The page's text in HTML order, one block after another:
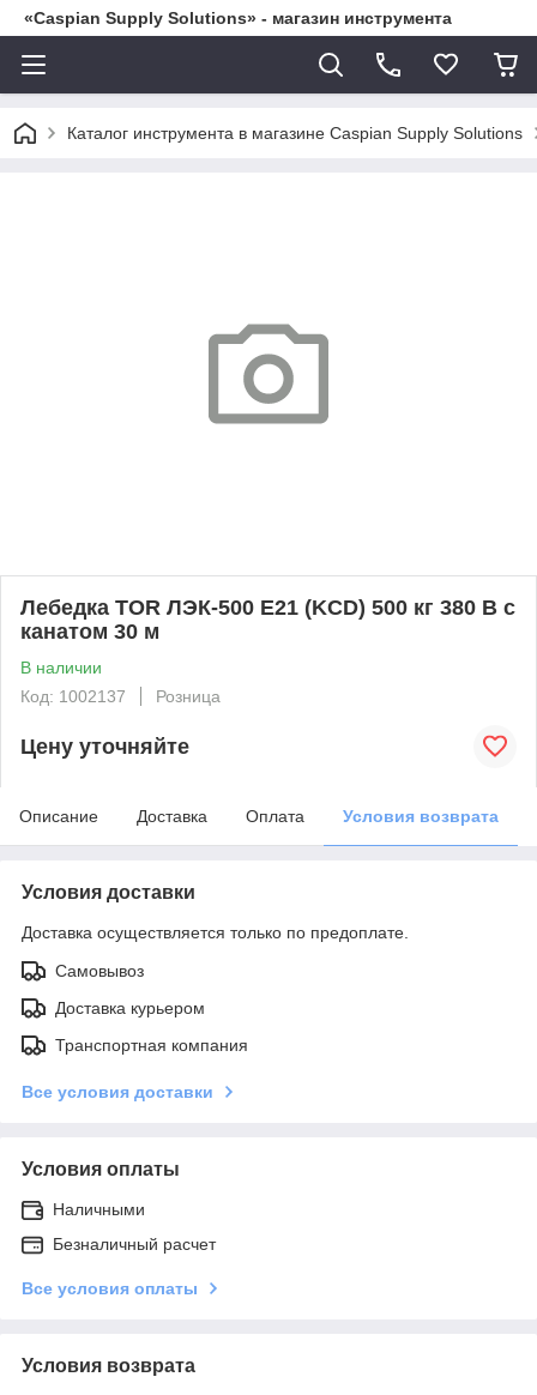
«Caspian Supply Solutions» - магазин инструмента
Каталог инструмента в магазине Caspian Supply Solutions
Лебедка TOR ЛЭК-500 E21 (KCD) 500 кг 380 В с
канатом 30 м
В наличии
Код: 1002137
Розница
Цену уточняйте
Описание Доставка Оплата Условия возврата
Условия доставки
Доставка осуществляется только по предоплате.
Самовывоз
Доставка курьером
Транспортная компания
Все условия доставки
Условия оплаты
Наличными
Безналичный расчет
Все условия оплаты
Условия возврата